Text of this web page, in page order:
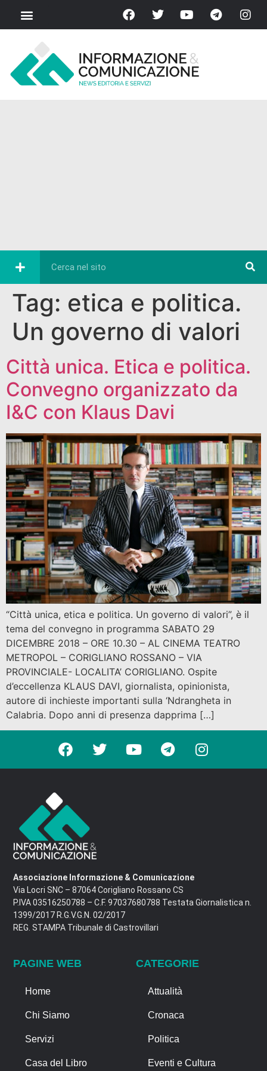
Tag: etica e politica.
Un governo di valori
Città unica. Etica e politica.
Convegno organizzato da
I&C con Klaus Davi
“Città unica, etica e politica. Un governo di valori”, è il
tema del convegno in programma SABATO 29
DICEMBRE 2018 – ORE 10.30 – AL CINEMA TEATRO
METROPOL – CORIGLIANO ROSSANO – VIA
PROVINCIALE- LOCALITA’ CORIGLIANO. Ospite
d’eccellenza KLAUS DAVI, giornalista, opinionista,
autore di inchieste importanti sulla ‘Ndrangheta in
Calabria. Dopo anni di presenza dapprima […]
Associazione Informazione & Comunicazione
Via Locri SNC – 87064 Corigliano Rossano CS
P.IVA 03516250788 – C.F. 97037680788 Testata Giornalistica n.
1399/2017 R.G.V.G.N. 02/2017
REG. STAMPA Tribunale di Castrovillari
PAGINE WEB
Home
Chi Siamo
Servizi
Casa del Libro
CATEGORIE
Attualità
Cronaca
Politica
Eventi e Cultura